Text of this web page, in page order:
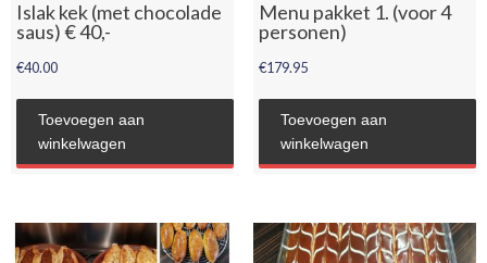
Islak kek (met chocolade
saus) € 40,-
€40.00
Toevoegen aan
winkelwagen
Menu pakket 1. (voor 4
personen)
€179.95
Toevoegen aan
winkelwagen